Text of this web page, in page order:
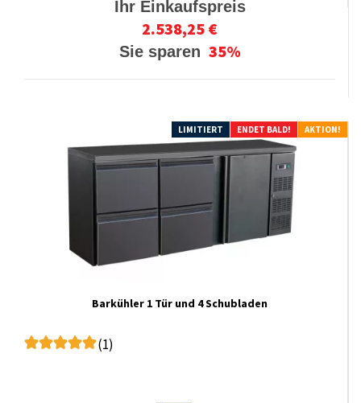
Ihr Einkaufspreis
2.538,25 €
Sie sparen 35%
LIMITIERT ENDET BALD! AKTION!
Barkühler 1 Tür und 4 Schubladen
(1)